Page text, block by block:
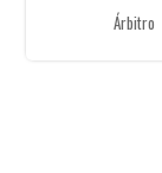
Árbitro